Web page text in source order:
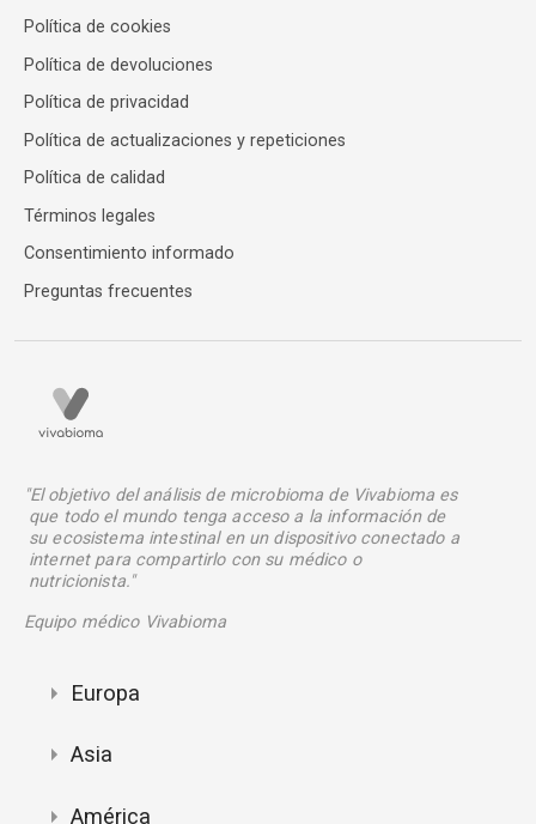
Política de cookies
Política de devoluciones
Política de privacidad
Política de actualizaciones y repeticiones
Política de calidad
Términos legales
Consentimiento informado
Preguntas frecuentes
"El objetivo del análisis de microbioma de Vivabioma es
que todo el mundo tenga acceso a la información de
su ecosistema intestinal en un dispositivo conectado a
internet para compartirlo con su médico o
nutricionista."
Equipo médico Vivabioma
Europa
Asia
América